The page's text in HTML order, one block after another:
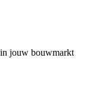
in jouw bouwmarkt